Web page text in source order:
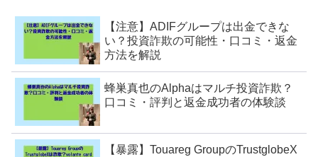
【注意】ADIFグループは出金できな
い？投資詐欺の可能性・口コミ・返金
方法を解説
蜂巣真也のAlphaはマルチ投資詐欺？
口コミ・評判と返金成功者の体験談
【暴露】Touareg GroupのTrustglobeX